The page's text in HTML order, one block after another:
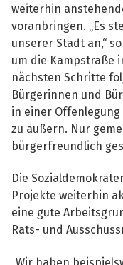
weiterhin
voranbringen. „Es
unserer Stadt an,“
um die Kampstraße
nächsten Schritte
Bürgerinnen und
in einer
zu äußern. Nur
bürgerfreundlich
Die
Projekte weiterhin
eine gute
Rats- und